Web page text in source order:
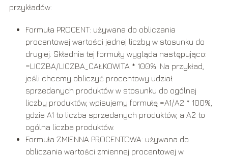
przykładów:
Formuła PROCENT: używana do obliczania
procentowej wartości jednej liczby w stosunku do
drugiej. Składnia tej formuły wygląda następująco:
=LICZBA/LICZBA_CAŁKOWITA * 100%. Na przykład,
jeśli chcemy obliczyć procentowy udział
sprzedanych produktów w stosunku do ogólnej
liczby produktów, wpisujemy formułę =A1/A2 * 100%,
gdzie A1 to liczba sprzedanych produktów, a A2 to
ogólna liczba produktów.
Formuła ZMIENNA PROCENTOWA: używana do
obliczania wartości zmiennej procentowej w